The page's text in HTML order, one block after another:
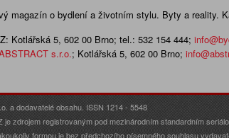
magazín o bydlení a životním stylu. Byty a reality.
Kotlářská 5, 602 00 Brno; tel.: 532 154 444;
s.r.o.; Kotlářská 5, 602 00 Brno;
a dodavatelé obsahu. ISSN 1214 - 5548
je zdrojem registrovaným pod mezinárodním standardním
formou je bez předchozího písemného souhlasu